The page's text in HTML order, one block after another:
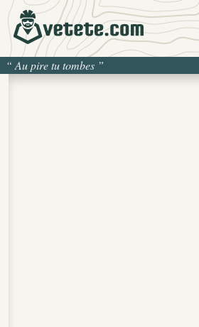
“ Au pire tu tombes ”